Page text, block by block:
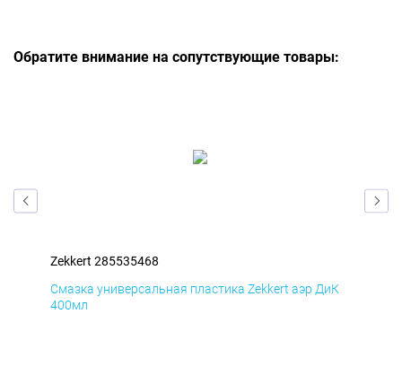
Обратите внимание на сопутствующие товары:
Zekkert 285535468
Смазка универсальная пластика Zekkert аэр ДиК
400мл